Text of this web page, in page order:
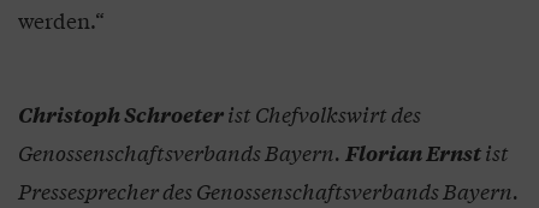
werden.“
Christoph Schroeterist Chefvolkswirt des
Genossenschaftsverbands Bayern. Florian Ernstist
Pressesprecher des Genossenschaftsverbands Bayern.